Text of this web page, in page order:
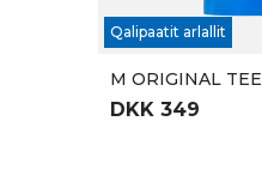
Qalipaatit arlallit
M ORIGINAL TEE
DKK 349